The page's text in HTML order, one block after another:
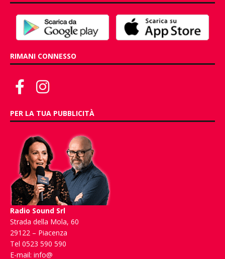
RIMANI CONNESSO
PER LA TUA PUBBLICITÀ
Radio Sound Srl
Strada della Mola, 60
29122 – Piacenza
Tel 0523 590 590
E-mail: info@